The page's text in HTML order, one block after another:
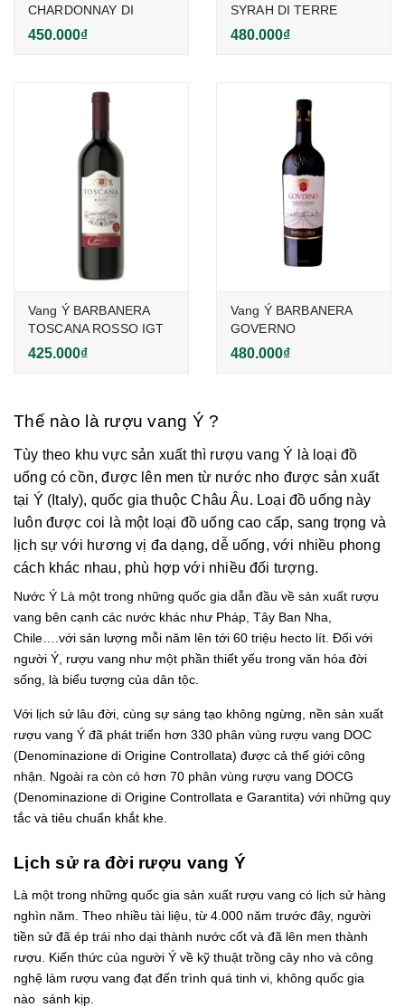
CHARDONNAY DI
TERRE SICILIATE IGT
450.000₫
SYRAH DI TERRE
SICILIATE IGT
480.000₫
Vang Ý BARBANERA
TOSCANA ROSSO IGT
425.000₫
Vang Ý BARBANERA
GOVERNO
480.000₫
Thế nào là rượu vang Ý ?
Tùy theo khu vực sản xuất thì rượu vang Ý là loại đồ
uống có cồn, được lên men từ nước nho được sản xuất
tại Ý (Italy), quốc gia thuộc Châu Âu. Loại đồ uống này
luôn được coi là một loại đồ uống cao cấp, sang trọng và
lịch sự với hương vị đa dạng, dễ uống, với nhiều phong
cách khác nhau, phù hợp với nhiều đối tượng.
Nước Ý Là một trong những quốc gia dẫn đầu về sản xuất rượu
vang bên cạnh các nước khác như Pháp, Tây Ban Nha,
Chile….với sản lượng mỗi năm lên tới 60 triệu hecto lít. Đối với
người Ý, rượu vang như một phần thiết yếu trong văn hóa đời
sống, là biểu tượng của dân tộc.
Với lịch sử lâu đời, cùng sự sáng tạo không ngừng, nền sản xuất
rượu vang Ý đã phát triển hơn 330 phân vùng rượu vang DOC
(Denominazione di Origine Controllata) được cả thế giới công
nhận. Ngoài ra còn có hơn 70 phân vùng rượu vang DOCG
(Denominazione di Origine Controllata e Garantita) với những quy
tắc và tiêu chuẩn khắt khe.
Lịch sử ra đời rượu vang Ý
Là một trong những quốc gia sản xuất rượu vang có lịch sử hàng
nghìn năm. Theo nhiều tài liệu, từ 4.000 năm trước đây, người
tiền sử đã ép trái nho dại thành nước cốt và đã lên men thành
rượu. Kiến thức của người Ý về kỹ thuật trồng cây nho và công
nghệ làm rượu vang đạt đến trình quá tinh vi, không quốc gia
nào sánh kịp.